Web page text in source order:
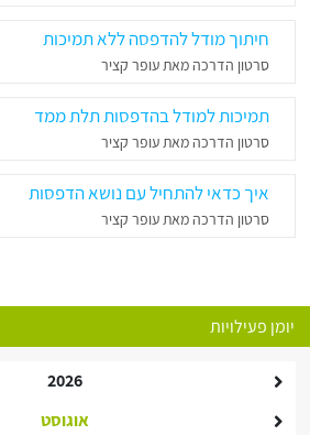
חיתוך מודל להדפסה ללא תמיכות
סרטון הדרכה מאת עופר קציר
תמיכות למודל בהדפסות תלת ממד
סרטון הדרכה מאת עופר קציר
איך כדאי להתחיל עם נושא הדפסות
סרטון הדרכה מאת עופר קציר
יומן פעילויות
2026
אוגוסט